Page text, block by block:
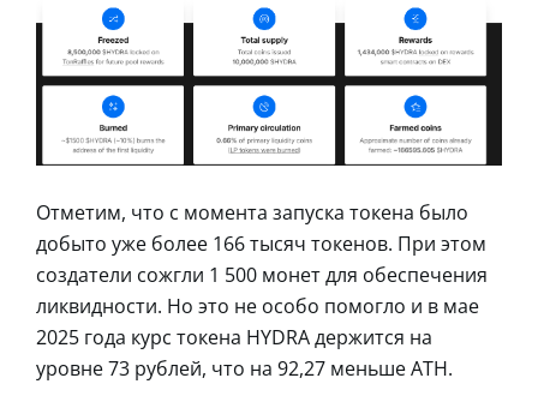
Отметим, что с момента запуска токена было
добыто уже более 166 тысяч токенов. При этом
создатели сожгли 1 500 монет для обеспечения
ликвидности. Но это не особо помогло и в мае
2025 года курс токена HYDRA держится на
уровне 73 рублей, что на 92,27 меньше ATH.